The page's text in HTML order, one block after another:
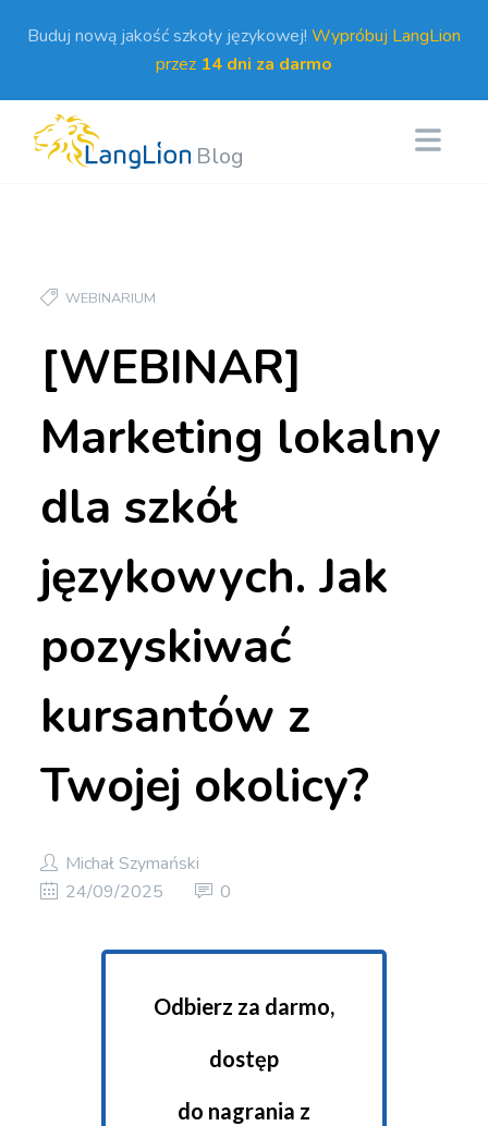
Buduj nową jakość szkoły językowej! Wypróbuj LangLion
przez 14 dni za darmo
Blog
WEBINARIUM
[WEBINAR]
Marketing lokalny
dla szkół
językowych. Jak
pozyskiwać
kursantów z
Twojej okolicy?
Michał Szymański
24/09/2025
0
Odbierz za darmo,
dostęp
do nagrania z